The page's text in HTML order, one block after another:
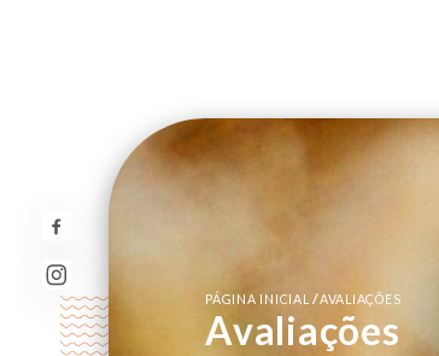
PÁGINA INICIAL/AVALIAÇÕES
Avaliações